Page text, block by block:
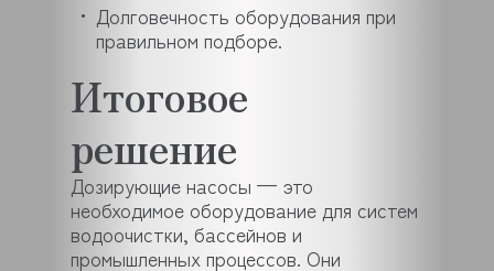
Долговечность оборудования при
правильном подборе.
Итоговое
решение
Дозирующие насосы — это
необходимое оборудование для систем
водоочистки, бассейнов и
промышленных процессов. Они